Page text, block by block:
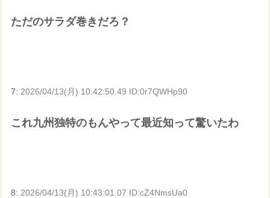
ただのサラダ巻きだろ？
7:2026/04/13(月) 10:42:50.49 ID:0r7QWHp90
これ九州独特のもんやって最近知って驚いたわ
8: 2026/04/13(月) 10:43:01.07 ID:cZ4NmsUa0